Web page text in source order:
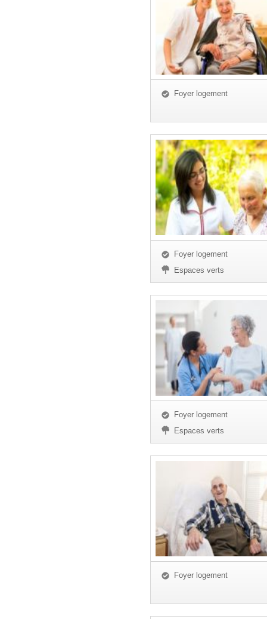
Foyer logement
Foyer logement
Espaces verts
Foyer logement
Espaces verts
Foyer logement